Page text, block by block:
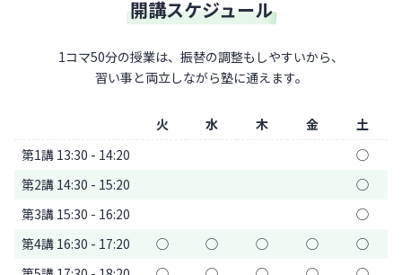
開講スケジュール
1コマ50分の授業は、振替の調整もしやすいから、
習い事と両立しながら塾に通えます。
火 水 木 金
土
第1講 13:30 - 14:20
◯
第2講 14:30 - 15:20
◯
第3講 15:30 - 16:20
◯
第4講 16:30 - 17:20
◯ ◯ ◯ ◯
◯